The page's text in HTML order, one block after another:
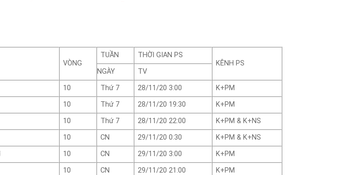
VÒNG
TUẦN
THỜI GIAN PS
KÊNH PS
NGÀY
TV
10 Thứ 7 28/11/20 3:00
K+PM
10 Thứ 7 28/11/20 19:30
K+PM
10 Thứ 7 28/11/20 22:00
K+PM & K+NS
10 CN 29/11/20 0:30
K+PM & K+NS
10 CN 29/11/20 3:00
K+PM
10 CN 29/11/20 21:00
K+PM